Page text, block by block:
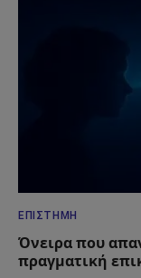
ΕΠΙΣΤΉΜΗ
Όνειρα που
πραγματική